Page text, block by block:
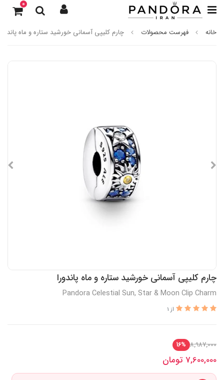
0
خانه فهرست محصولات چارم کلیپی آسمانی خورشید ستاره و ماه پاندورا
چارم کلیپی آسمانی خورشید ستاره و ماه پاندورا
Pandora Celestial Sun, Star & Moon Clip Charm
از 1
8,987,000
16%
7,600,000 تومان